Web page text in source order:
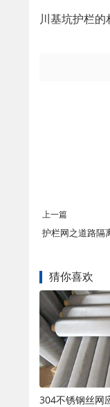
川基坑护栏
上一篇
护栏网之道路隔
猜你喜欢
304不锈钢丝网